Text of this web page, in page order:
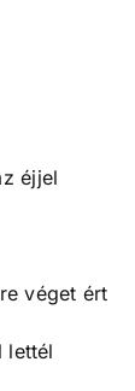
éjjel
véget ért
lettél